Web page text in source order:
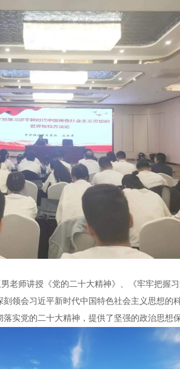
老师讲授《党的二十大精神》、《牢牢把握
领会习近平新时代中国特色社会主义思想的
实党的二十大精神，提供了坚强的政治思想保